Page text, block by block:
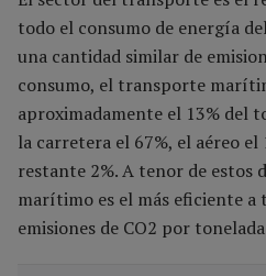
todo el consumo de energía
una cantidad similar de
consumo, el transporte
aproximadamente el 13% del
la carretera el 67%, el aéreo
restante 2%. A tenor de estos
marítimo es el más eficiente a
emisiones de CO2 por